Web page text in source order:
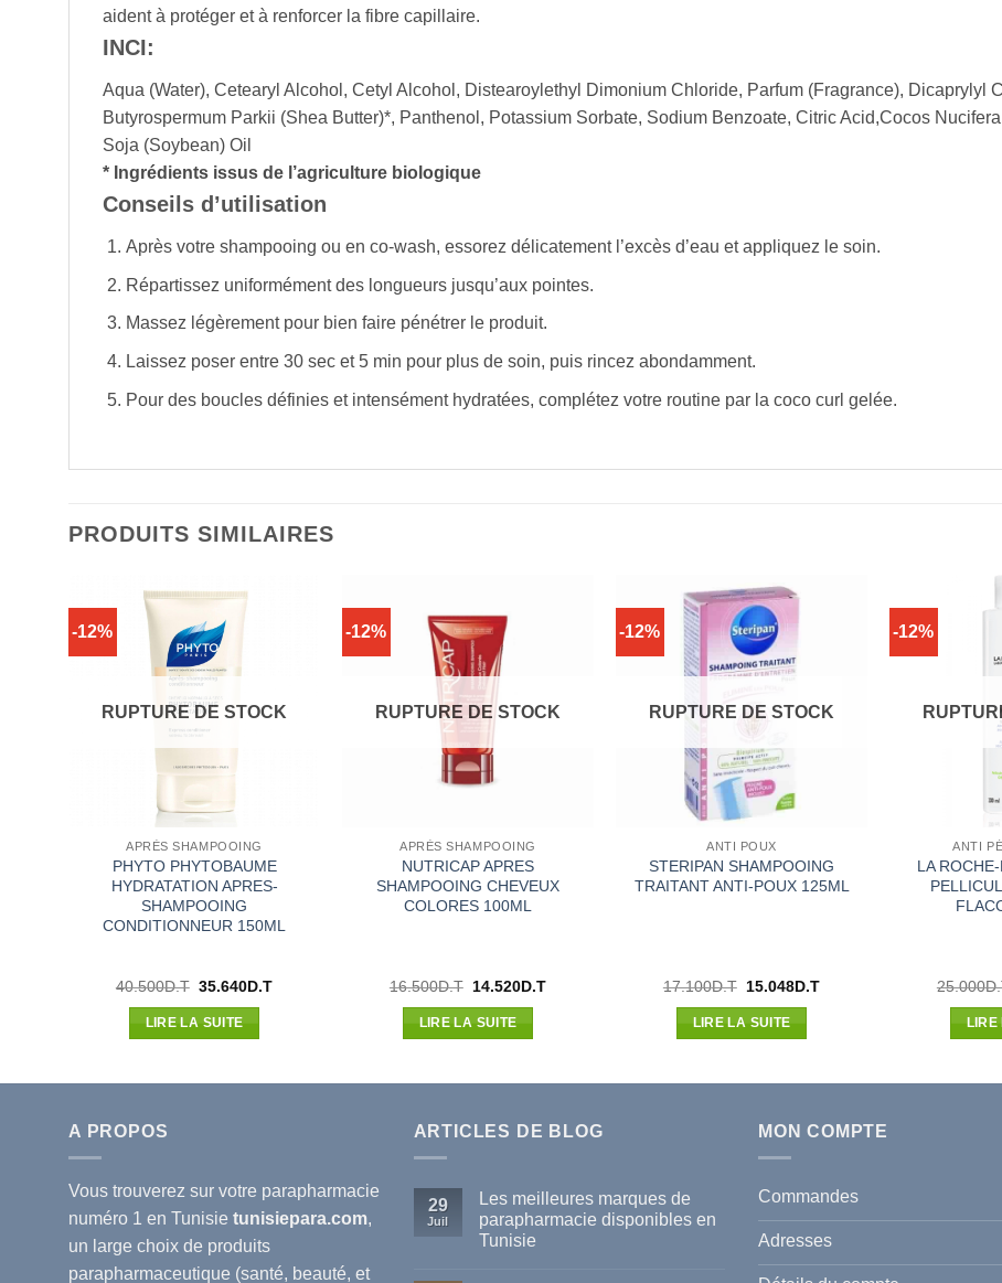
aident à protéger et à renforcer la fibre capillaire.
INCI:
Aqua (Water), Cetearyl Alcohol, Cetyl Alcohol, Distearoylethyl Dimonium Chloride, Parfum (Fragrance), Dicaprylyl
Butyrospermum Parkii (Shea Butter)*, Panthenol, Potassium Sorbate, Sodium Benzoate, Citric Acid,Cocos
Soja (Soybean) Oil
* Ingrédients issus de l’agriculture biologique
Conseils d’utilisation
Après votre shampooing ou en co-wash, essorez délicatement l’excès d’eau et appliquez le soin.
Répartissez uniformément des longueurs jusqu’aux pointes.
Massez légèrement pour bien faire pénétrer le produit.
Laissez poser entre 30 sec et 5 min pour plus de soin, puis rincez abondamment.
Pour des boucles définies et intensément hydratées, complétez votre routine par la coco curl gelée.
PRODUITS SIMILAIRES
-12%
RUPTURE DE STOCK
APRÈS SHAMPOOING
PHYTO PHYTOBAUME
HYDRATATION APRES-
SHAMPOOING
CONDITIONNEUR 150ML
40.500D.T Le
initial
était :
35.640D.TLe
LIRE LA SUITE
-12%
RUPTURE DE STOCK
APRÈS SHAMPOOING
NUTRICAP APRES
SHAMPOOING CHEVEUX
COLORES 100ML
16.500D.T Le
initial
était :
14.520D.TLe
LIRE LA SUITE
-12%
RUPTURE DE STOCK
ANTI POUX
STERIPAN SHAMPOOING
TRAITANT ANTI-POUX 125ML
17.100D.T Le
initial
était :
15.048D.TLe
LIRE LA SUITE
-12%
ANTI
LA
25.000
LIRE
A PROPOS
Vous trouverez sur votre parapharmacie
numéro 1 en Tunisie tunisiepara.com,
un large choix de produits
parapharmaceutique (santé, beauté, et
ARTICLES DE BLOG
29
Juil
Les meilleures marques de
parapharmacie disponibles en
Tunisie
MON COMPTE
Commandes
Adresses